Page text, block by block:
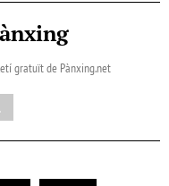
gratuït de Pànxing.net​